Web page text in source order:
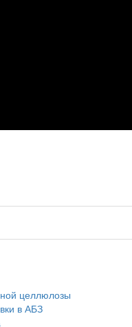
целлюлозы
в АБЗ